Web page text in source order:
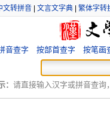
文转拼音 文言文字典 繁体字转
音查字 按部首查字 按笔画
： 请直接输入汉字或拼音查询